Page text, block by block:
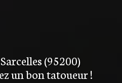
(95200)
un bon tatoueur!